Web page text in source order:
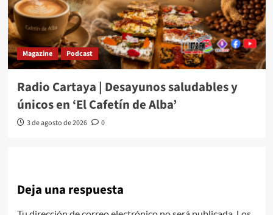
Magazine Podcast
Radio Cartaya | Desayunos saludables y
únicos en ‘El Cafetín de Alba’
3 de agosto de 2026 0
Deja una respuesta